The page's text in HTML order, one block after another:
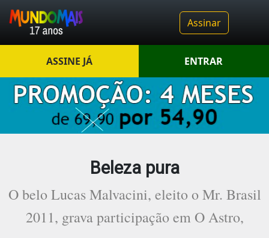
Assinar
ASSINE JÁ ENTRAR
Beleza pura
O belo Lucas Malvacini, eleito o Mr. Brasil
2011, grava participação em O Astro,